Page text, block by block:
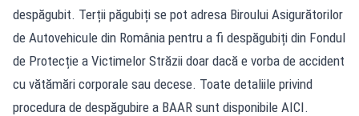
despăgubit. Terții păgubiți se pot adresa Biroului Asigurătorilor
de Autovehicule din România pentru a fi despăgubiți din Fondul
de Protecție a Victimelor Străzii doar dacă e vorba de accident
cu vătămări corporale sau decese. Toate detaliile privind
procedura de despăgubire a BAAR sunt disponibile AICI.